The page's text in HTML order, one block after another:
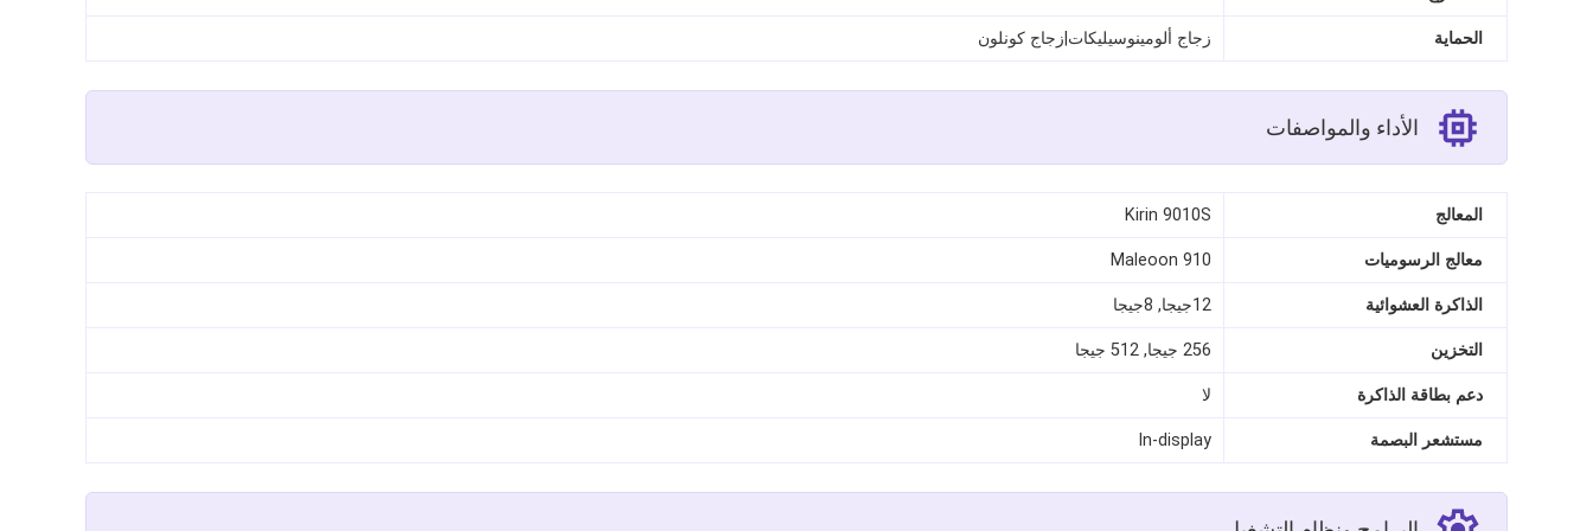
الحماية زجاج ألومينوسيليكات|زجاج كونلون
الأداء والمواصفات
المعالج Kirin 9010S
معالج الرسوميات Maleoon 910
الذاكرة العشوائية 12جيجا, 8جيجا
التخزين 256 جيجا, 512 جيجا
دعم بطاقة الذاكرة لا
مستشعر البصمة In-display